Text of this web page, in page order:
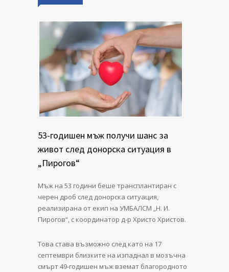
53-годишен мъж получи шанс за
живот след донорска ситуация в
„Пирогов“
Мъж на 53 години беше трансплантиран с
черен дроб след донорска ситуация,
реализирана от екип на УМБАЛСМ „Н. И.
Пирогов“, с координатор д-р Христо Христов.
Това става възможно след като на 17
септември близките на изпаднал в мозъчна
смърт 49-годишен мъж вземат благородното